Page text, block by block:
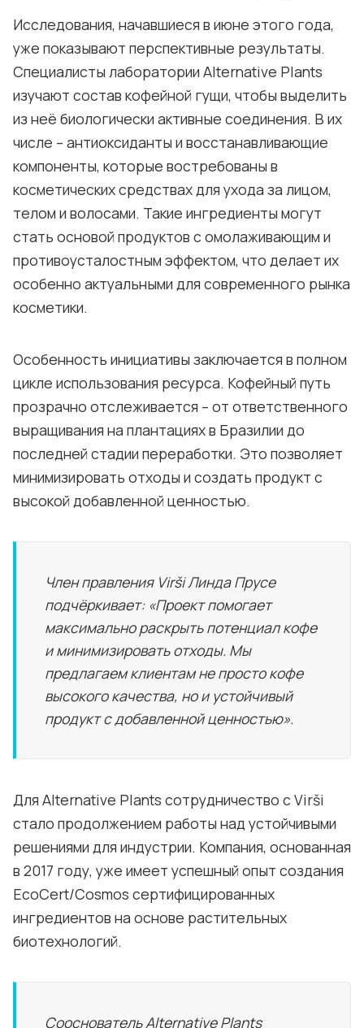
Исследования, начавшиеся в июне этого года,
уже показывают перспективные результаты.
Специалисты лаборатории Alternative Plants
изучают состав кофейной гущи, чтобы выделить
из неё биологически активные соединения. В их
числе – антиоксиданты и восстанавливающие
компоненты, которые востребованы в
косметических средствах для ухода за лицом,
телом и волосами. Такие ингредиенты могут
стать основой продуктов с омолаживающим и
противоусталостным эффектом, что делает их
особенно актуальными для современного рынка
косметики.
Особенность инициативы заключается в полном
цикле использования ресурса. Кофейный путь
прозрачно отслеживается – от ответственного
выращивания на плантациях в Бразилии до
последней стадии переработки. Это позволяет
минимизировать отходы и создать продукт с
высокой добавленной ценностью.
Член правления Virši Линда Прусе
подчёркивает: «Проект помогает
максимально раскрыть потенциал кофе
и минимизировать отходы. Мы
предлагаем клиентам не просто кофе
высокого качества, но и устойчивый
продукт с добавленной ценностью».
Для Alternative Plants сотрудничество с Virši
стало продолжением работы над устойчивыми
решениями для индустрии. Компания, основанная
в 2017 году, уже имеет успешный опыт создания
EcoCert/Cosmos сертифицированных
ингредиентов на основе растительных
биотехнологий.
Сооснователь Alternative Plants